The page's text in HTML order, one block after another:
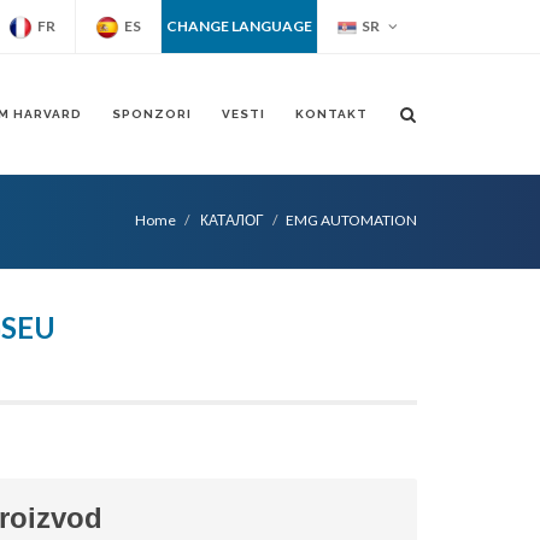
FR ES CHANGE LANGUAGE SR
HARVARD SPONZORI VESTI KONTAKT
Home КАТАЛОГ EMG AUTOMATION